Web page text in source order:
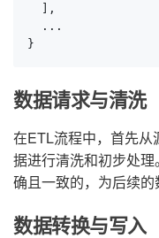
  ],
  ...
}
数据请求与清洗
在ETL流程中，首先
据进行清洗和初步处
确且一致的，为后续的
数据转换与写入